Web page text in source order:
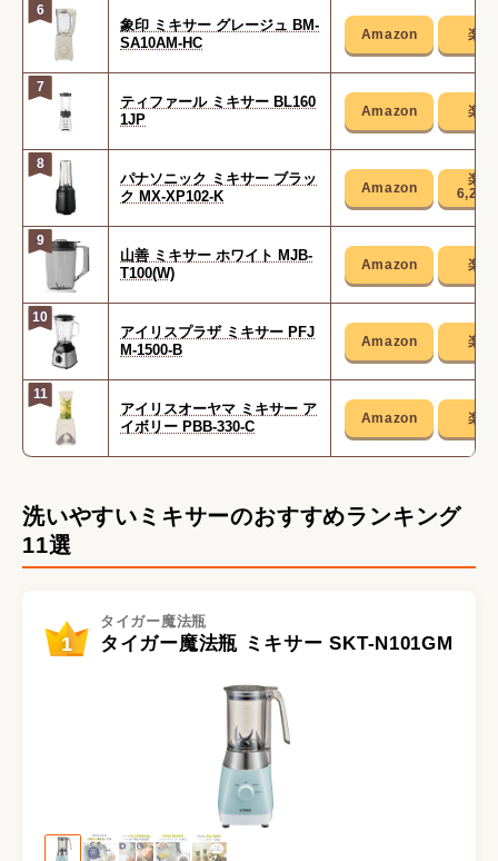
6
象印 ミキサー グレージュ BM-
SA10AM-HC
7
ティファール ミキサー BL160
1JP
8
パナソニック ミキサー ブラッ
ク MX-XP102-K
6,286
9
山善 ミキサー ホワイト MJB-
T100(W)
10
アイリスプラザ ミキサー PFJ
M-1500-B
11
アイリスオーヤマ ミキサー ア
イボリー PBB-330-C
洗いやすいミキサーのおすすめランキング
11選
1
タイガー魔法瓶
タイガー魔法瓶 ミキサー SKT-N101GM